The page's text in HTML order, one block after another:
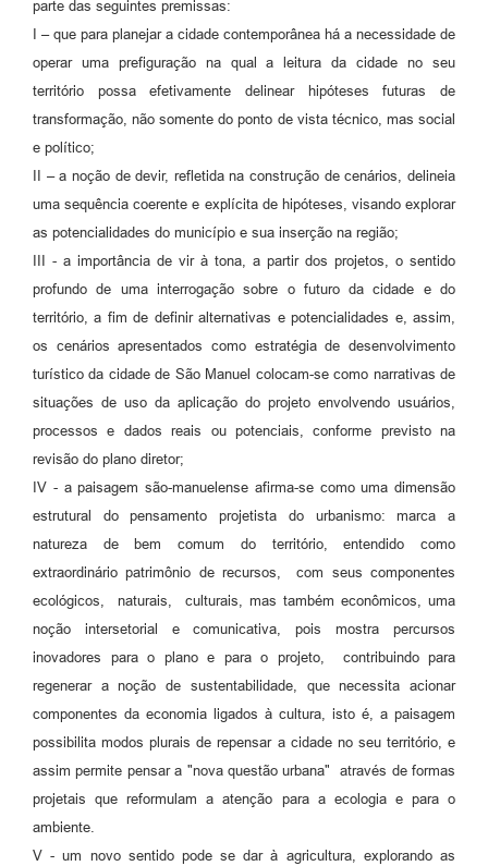
parte das seguintes premissas:
I – que para planejar a cidade contemporânea há a necessidade de
operar uma prefiguração na qual a leitura da cidade no seu
território possa efetivamente delinear hipóteses futuras de
transformação, não somente do ponto de vista técnico, mas social
e político;
II – a noção de devir, refletida na construção de cenários, delineia
uma sequência coerente e explícita de hipóteses, visando explorar
as potencialidades do município e sua inserção na região;
III - a importância de vir à tona, a partir dos projetos, o sentido
profundo de uma interrogação sobre o futuro da cidade e do
território, a fim de definir alternativas e potencialidades e, assim,
os cenários apresentados como estratégia de desenvolvimento
turístico da cidade de São Manuel colocam-se como narrativas de
situações de uso da aplicação do projeto envolvendo usuários,
processos e dados reais ou potenciais, conforme previsto na
revisão do plano diretor;
IV - a paisagem são-manuelense afirma-se como uma dimensão
estrutural do pensamento projetista do urbanismo: marca a
natureza de bem comum do território, entendido como
extraordinário patrimônio de recursos, com seus componentes
ecológicos, naturais, culturais, mas também econômicos, uma
noção intersetorial e comunicativa, pois mostra percursos
inovadores para o plano e para o projeto, contribuindo para
regenerar a noção de sustentabilidade, que necessita acionar
componentes da economia ligados à cultura, isto é, a paisagem
possibilita modos plurais de repensar a cidade no seu território, e
assim permite pensar a "nova questão urbana" através de formas
projetais que reformulam a atenção para a ecologia e para o
ambiente.
V - um novo sentido pode se dar à agricultura, explorando as